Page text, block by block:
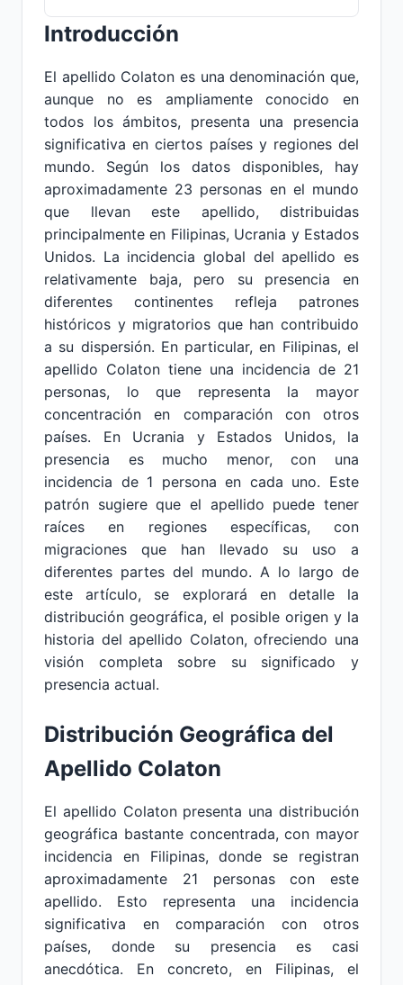
Introducción
El apellido Colaton es una denominación que,
aunque no es ampliamente conocido en
todos los ámbitos, presenta una presencia
significativa en ciertos países y regiones del
mundo. Según los datos disponibles, hay
aproximadamente 23 personas en el mundo
que llevan este apellido, distribuidas
principalmente en Filipinas, Ucrania y Estados
Unidos. La incidencia global del apellido es
relativamente baja, pero su presencia en
diferentes continentes refleja patrones
históricos y migratorios que han contribuido
a su dispersión. En particular, en Filipinas, el
apellido Colaton tiene una incidencia de 21
personas, lo que representa la mayor
concentración en comparación con otros
países. En Ucrania y Estados Unidos, la
presencia es mucho menor, con una
incidencia de 1 persona en cada uno. Este
patrón sugiere que el apellido puede tener
raíces en regiones específicas, con
migraciones que han llevado su uso a
diferentes partes del mundo. A lo largo de
este artículo, se explorará en detalle la
distribución geográfica, el posible origen y la
historia del apellido Colaton, ofreciendo una
visión completa sobre su significado y
presencia actual.
Distribución Geográfica del
Apellido Colaton
El apellido Colaton presenta una distribución
geográfica bastante concentrada, con mayor
incidencia en Filipinas, donde se registran
aproximadamente 21 personas con este
apellido. Esto representa una incidencia
significativa en comparación con otros
países, donde su presencia es casi
anecdótica. En concreto, en Filipinas, el